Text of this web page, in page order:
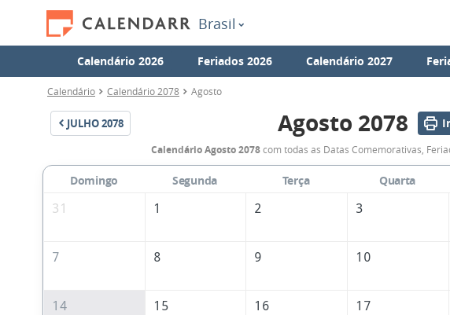
Brasil
Calendário 2026 Feriados 2026 Calendário 2027
Calendário Calendário 2078 Agosto
JULHO2078
de
Agosto
Agosto 2078
Calendário Agosto 2078com todas as Datas Comemorativas,
Domingo Segunda Terça Quarta
31
1 2 3
7 8 9 10
14 15 16 17